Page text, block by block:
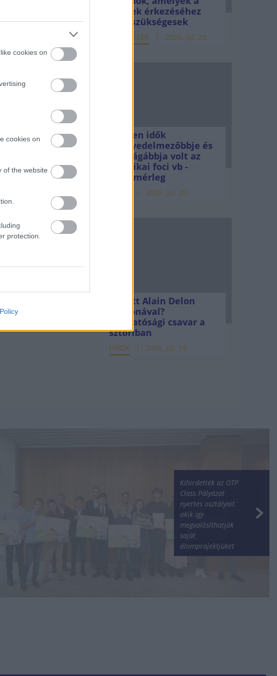
cookies on
cookies on
of the website
protection.
globális
az Erste
pénzek érkezéséhez
még szükségesek
ELEMZÉSEK 2026. júl. 20.
Minden idők
legjövedelmezőbbje és
legdrágábbja volt az
amerikai foci vb -
gyorsmérleg
2026. júl. 20.
Mi lett Alain Delon
vagyonával?
Adóhatósági csavar a
sztoriban
HÍREK 2026. júl. 19.
Kihirdették az OTP
Class Pályázat
nyertes osztályait
akik így
megvalósíthatják
saját
álomprojektjüket